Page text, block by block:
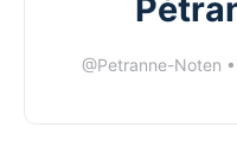
@Petranne-Noten •